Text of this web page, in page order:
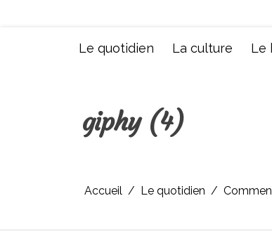
Le quotidien La culture Le
giphy (4)
Accueil Le quotidien